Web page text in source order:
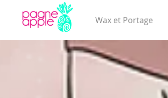
Wax et Portage